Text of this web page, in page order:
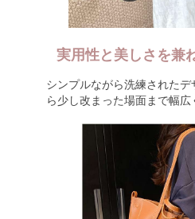
実用性と美しさを兼
シンプルながら洗練された
ら少し改まった場面まで幅広